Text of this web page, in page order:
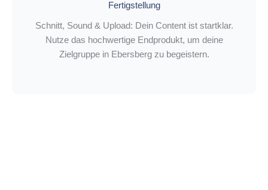
Fertigstellung
Schnitt, Sound & Upload: Dein Content ist startklar.
Nutze das hochwertige Endprodukt, um deine
Zielgruppe in Ebersberg zu begeistern.